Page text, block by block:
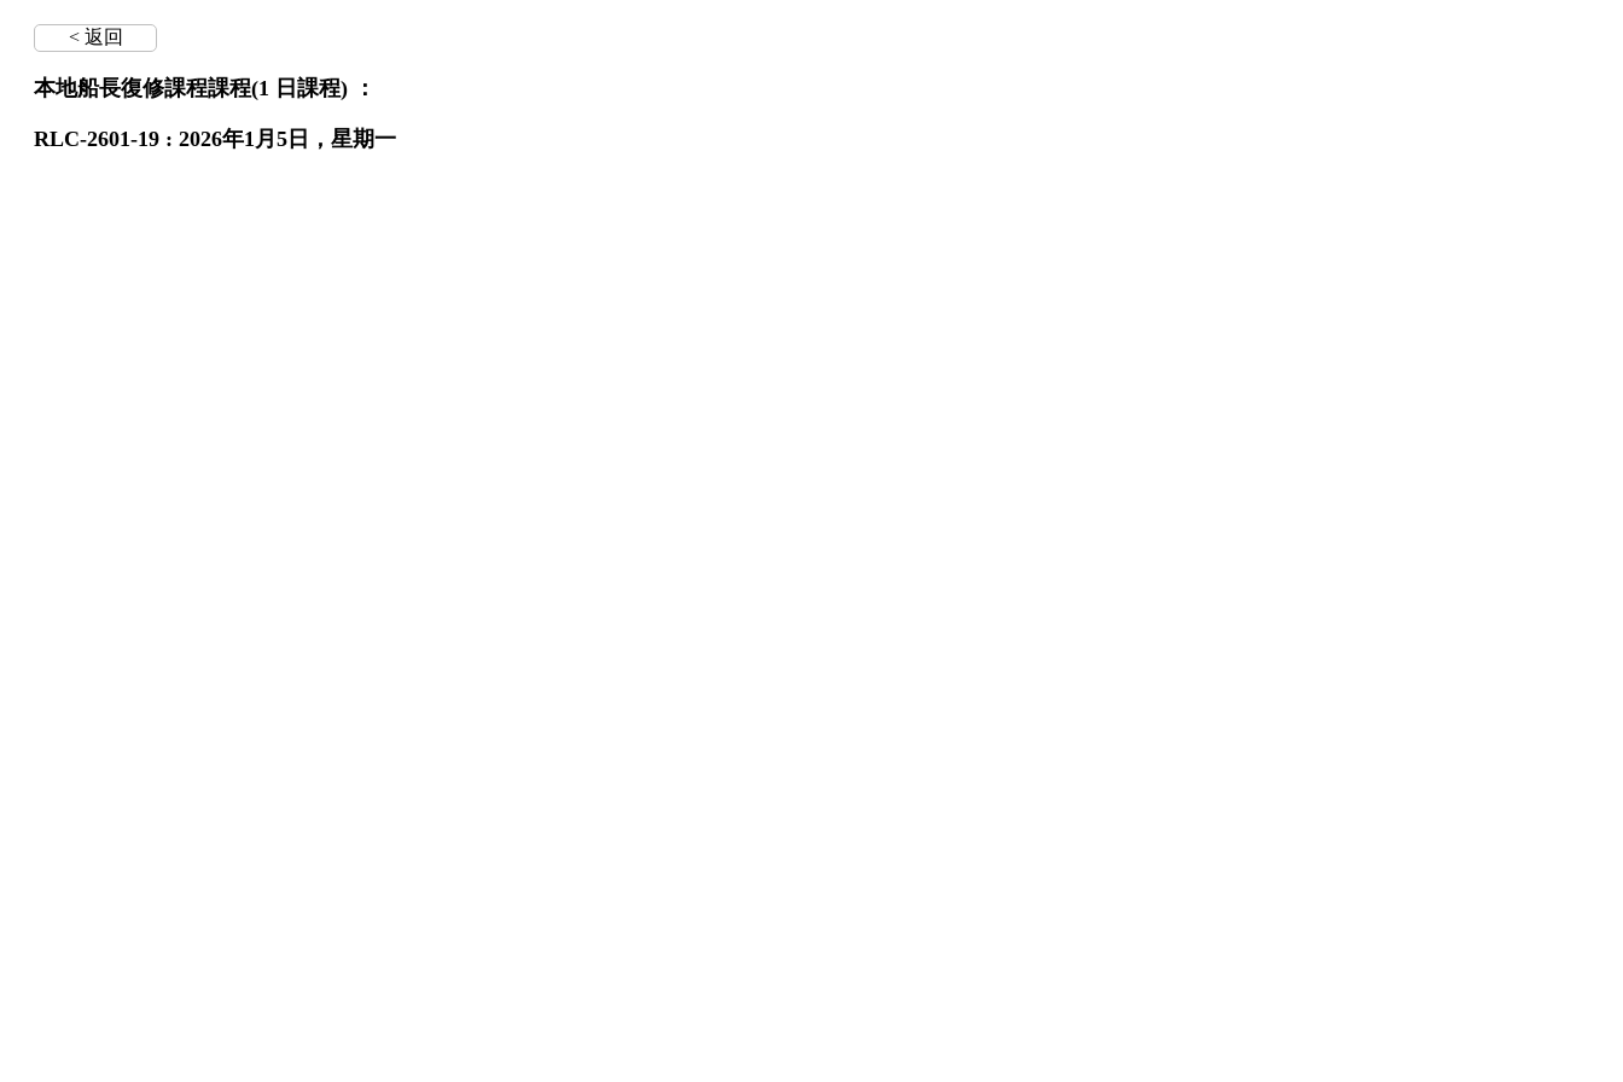
< 返回
本地船長復修課程課程(1 日課程) ：
RLC-2601-19 : 2026年1月5日，星期一